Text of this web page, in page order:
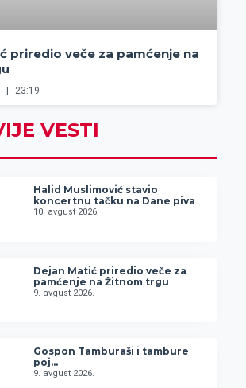
priredio veče za pamćenje na
23:19
VESTI
Halid Muslimović stavio
koncertnu tačku na Dane piva
10. avgust 2026.
Dejan Matić priredio veče za
pamćenje na Žitnom trgu
9. avgust 2026.
Gospon Tamburaši i tambure
poj…
9. avgust 2026.